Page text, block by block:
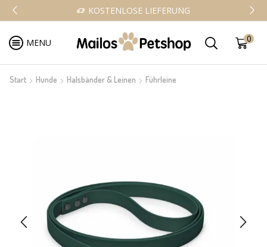
KOSTENLOSE LIEFERUNG
MENU 0
Start Hunde Halsbänder & Leinen Führleine